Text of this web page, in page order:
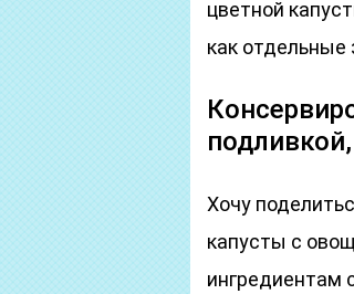
цветной
как отдельные
Хочу
капусты с
ингредиентам